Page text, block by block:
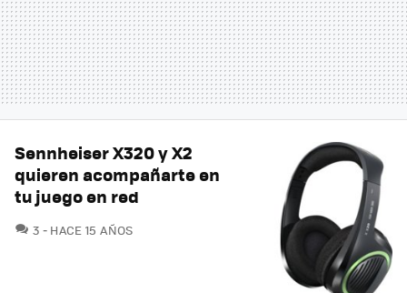
Sennheiser X320 y X2
quieren acompañarte en
tu juego en red
3 COMENTARIOS
HACE 15 AÑOS